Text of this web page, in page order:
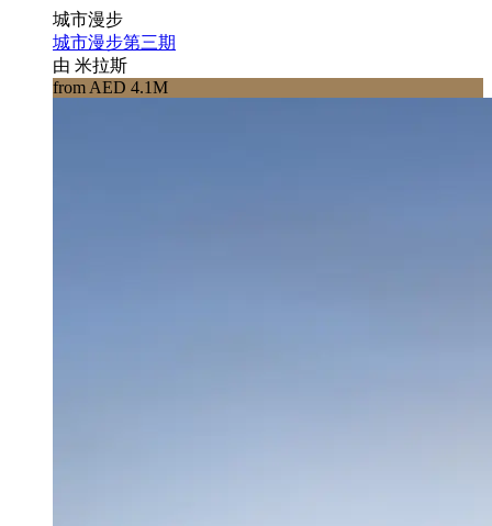
城市漫步
城市漫步第三期
由 米拉斯
from AED 4.1M